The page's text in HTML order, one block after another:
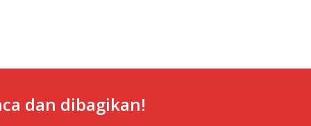
dan dibagikan!